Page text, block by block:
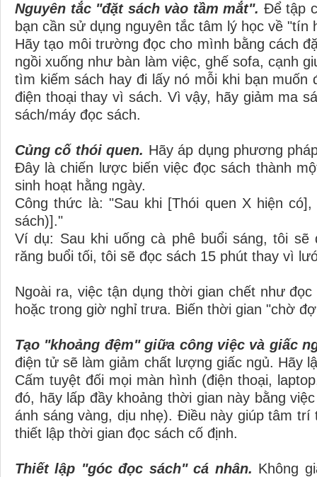
Nguyên tắc "đặt sách vào tầm mắt". Để tập
bạn cần sử dụng nguyên tắc tâm lý học về "tín
Hãy tạo môi trường đọc cho mình bằng cách
ngồi xuống như bàn làm việc, ghế sofa, cạnh
tìm kiếm sách hay đi lấy nó mỗi khi bạn
điện thoại thay vì sách. Vì vậy, hãy giảm ma
sách/máy đọc sách.
Củng cố thói quen. Hãy áp dụng phương
Đây là chiến lược biến việc đọc sách thành
sinh hoạt hằng ngày.
Công thức là: "Sau khi [Thói quen X hiện
sách)]."
Ví dụ: Sau khi uống cà phê buổi sáng, tôi sẽ
răng buổi tối, tôi sẽ đọc sách 15 phút thay vì
Ngoài ra, việc tận dụng thời gian chết như
hoặc trong giờ nghỉ trưa. Biến thời gian "chờ
Tạo "khoảng đệm" giữa công việc và giấc
điện tử sẽ làm giảm chất lượng giấc ngủ. Hãy
Cấm tuyệt đối mọi màn hình (điện thoại,
đó, hãy lấp đầy khoảng thời gian này bằng
ánh sáng vàng, dịu nhẹ). Điều này giúp tâm
thiết lập thời gian đọc sách cố định.
Thiết lập "góc đọc sách" cá nhân. Không